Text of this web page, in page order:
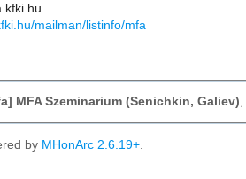
mailman/listinfo/mfa
MFA Szeminarium (Senichkin, Galiev),
by MHonArc 2.6.19+.